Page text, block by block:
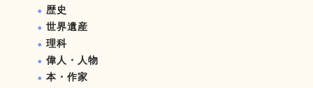
歴史
世界遺産
理科
偉人・人物
本・作家